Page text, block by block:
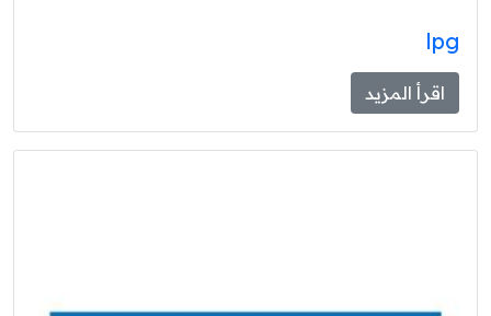
lpg
اقرأ المزيد